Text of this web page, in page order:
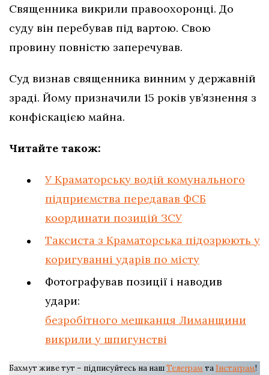
Священника викрили правоохоронці. До
суду він перебував під вартою. Свою
провину повністю заперечував.
Суд визнав священника винним у державній
зраді. Йому призначили 15 років ув’язнення з
конфіскацією майна.
Читайте також:
У Краматорську водій комунального
підприємства передавав ФСБ
координати позицій ЗСУ
Таксиста з Краматорська підозрюють у
коригуванні ударів по місту
Фотографував позиції і наводив
удари:
безробітного мешканця Лиманщини
викрили у шпигунстві
Бахмут живе тут – підписуйтесь на нашТелеграм та Інстаграм!